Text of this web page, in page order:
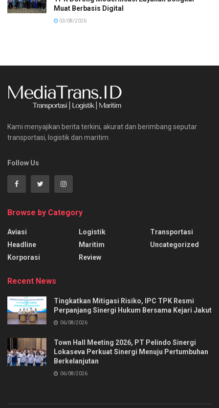
Muat Berbasis Digital
03/08/2026
Kami menyajikan berita terkini, akurat dan berimbang seputar
transportasi, logistik dan maritim.
Follow Us
Browse by Category
Aviasi
Headline
Korporasi
Logistik
Maritim
Review
Transportasi
Uncategorized
Recent News
Tingkatkan Mitigasi Risiko, IPC TPK Resmi
Perpanjang Sinergi Hukum Bersama Kejari Jakut
06/08/2026
Town Hall Meeting 2026, PT Pelindo Sinergi
Lokaseva Perkuat Sinergi Menuju Pertumbuhan
Berkelanjutan
06/08/2026